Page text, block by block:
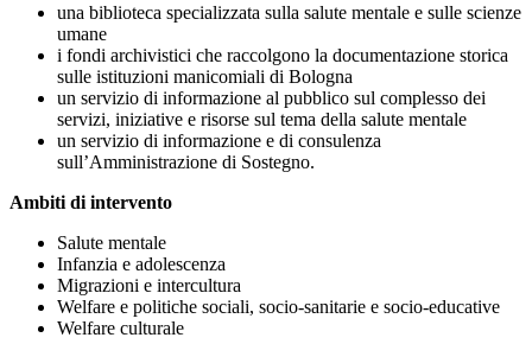
una biblioteca specializzata sulla salute mentale e sulle scienze
umane
i fondi archivistici che raccolgono la documentazione storica
sulle istituzioni manicomiali di Bologna
un servizio di informazione al pubblico sul complesso dei
servizi, iniziative e risorse sul tema della salute mentale
un servizio di informazione e di consulenza
sull’Amministrazione di Sostegno.
Ambiti di intervento
Salute mentale
Infanzia e adolescenza
Migrazioni e intercultura
Welfare e politiche sociali, socio-sanitarie e socio-educative
Welfare culturale